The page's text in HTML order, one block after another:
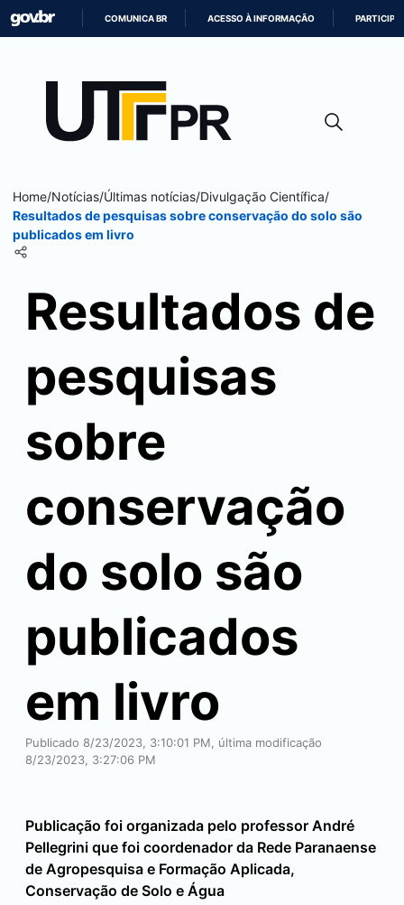
CONTEÚDO
COMUNICA BR ACESSO À INFORMAÇÃO PARTICIPE
Home/Notícias/Últimas notícias/Divulgação Científica/
Resultados de pesquisas sobre conservação do solo são
publicados em livro
Resultados de
pesquisas
sobre
conservação
do solo são
publicados
em livro
Publicado 8/23/2023, 3:10:01 PM, última modificação
8/23/2023, 3:27:06 PM
Publicação foi organizada pelo professor André
Pellegrini que foi coordenador da Rede Paranaense
de Agropesquisa e Formação Aplicada,
Conservação de Solo e Água